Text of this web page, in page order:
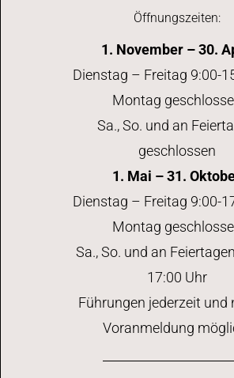
Öffnungszeiten:
1. November – 30.
Dienstag – Freitag 9:00-
Montag
Sa., So. und an
geschlossen
1. Mai – 31.
Dienstag – Freitag 9:00-
Montag
Sa., So. und an
17:00 Uhr
Führungen jederzeit und
Voranmeldung